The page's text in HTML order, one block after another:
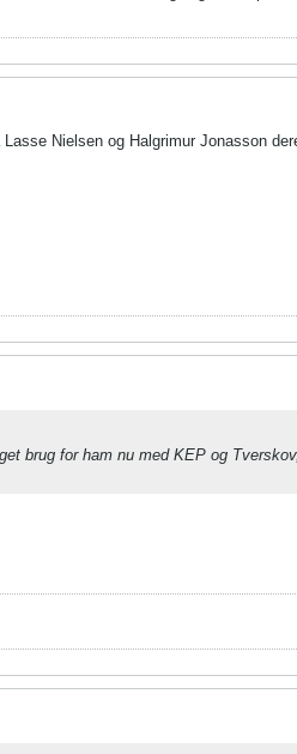
Nielsen og Halgrimur Jonasson
brug for ham nu med KEP og